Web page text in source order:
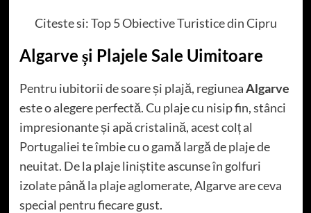
Citeste si:Top 5 Obiective Turistice din Cipru
Algarve și Plajele Sale Uimitoare
Pentru iubitorii de soare și plajă, regiuneaAlgarve
este o alegere perfectă. Cu plaje cu nisip fin, stânci
impresionante și apă cristalină, acest colț al
Portugaliei te îmbie cu o gamă largă de plaje de
neuitat. De la plaje liniștite ascunse în golfuri
izolate până la plaje aglomerate, Algarve are ceva
special pentru fiecare gust.